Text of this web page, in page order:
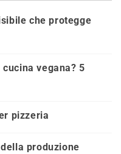
che protegge
vegana? 5
pizzeria
produzione